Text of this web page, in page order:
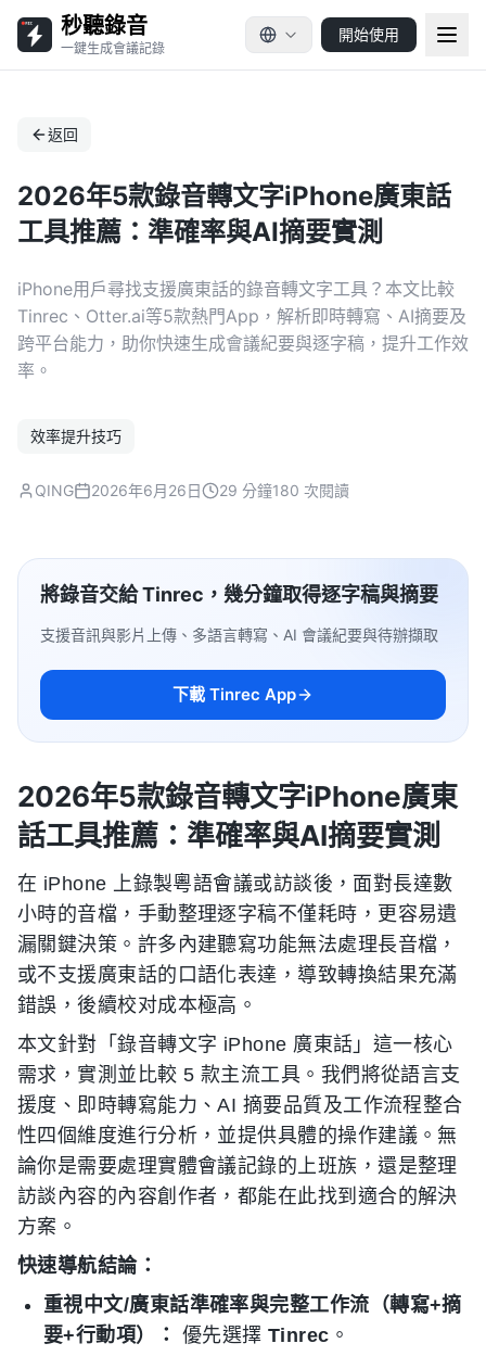
秒聽錄音
一鍵生成會議記錄
開始使用
返回
2026年5款錄音轉文字iPhone廣東話
工具推薦：準確率與AI摘要實測
iPhone用戶尋找支援廣東話的錄音轉文字工具？本文比較
Tinrec、Otter.ai等5款熱門App，解析即時轉寫、AI摘要及
跨平台能力，助你快速生成會議紀要與逐字稿，提升工作效
率。
效率提升技巧
QING 2026年6月26日 29 分鐘180 次閱讀
將錄音交給 Tinrec，幾分鐘取得逐字稿與摘要
支援音訊與影片上傳、多語言轉寫、AI 會議紀要與待辦擷取
下載 Tinrec App
2026年5款錄音轉文字iPhone廣東
話工具推薦：準確率與AI摘要實測
在 iPhone 上錄製粵語會議或訪談後，面對長達數
小時的音檔，手動整理逐字稿不僅耗時，更容易遺
漏關鍵決策。許多內建聽寫功能無法處理長音檔，
或不支援廣東話的口語化表達，導致轉換結果充滿
錯誤，後續校对成本極高。
本文針對「錄音轉文字 iPhone 廣東話」這一核心
需求，實測並比較 5 款主流工具。我們將從語言支
援度、即時轉寫能力、AI 摘要品質及工作流程整合
性四個維度進行分析，並提供具體的操作建議。無
論你是需要處理實體會議記錄的上班族，還是整理
訪談內容的內容創作者，都能在此找到適合的解決
方案。
快速導航結論：
重視中文/廣東話準確率與完整工作流（轉寫+摘
要+行動項）：
優先選擇 Tinrec 。